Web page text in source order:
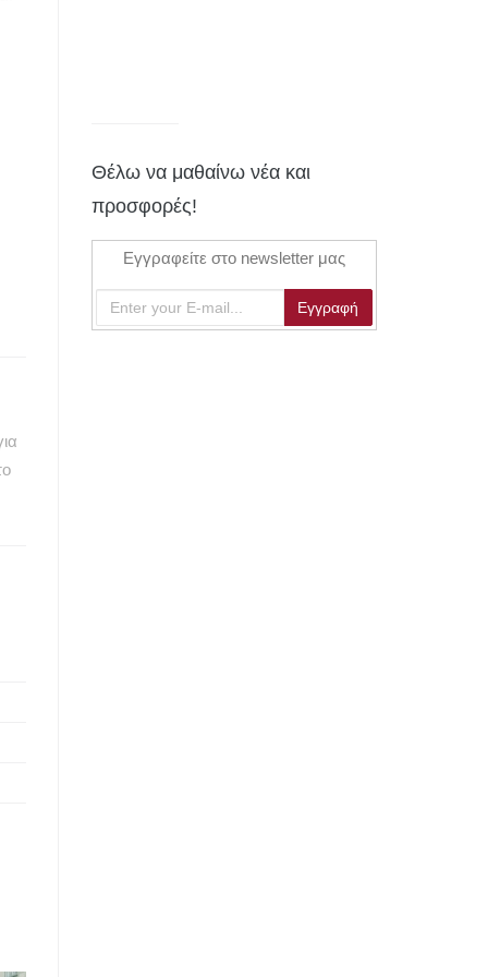
Θέλω να μαθαίνω νέα και
προσφορές!
Εγγραφείτε στο newsletter μας